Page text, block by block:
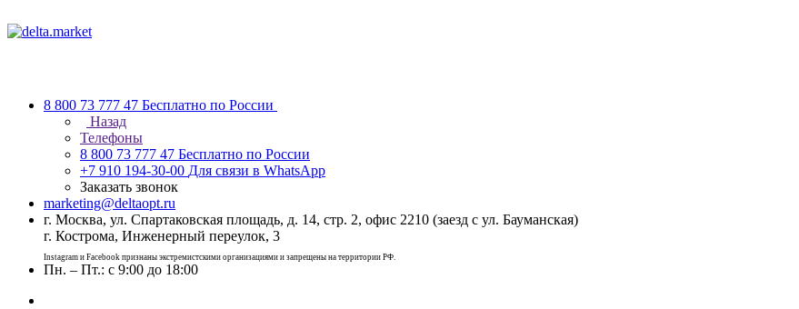
8 800 73 777 47 Бесплатно по России
Назад
Телефоны
8 800 73 777 47 Бесплатно по России
+7 910 194-30-00 Для связи в WhatsApp
Заказать звонок
marketing@deltaopt.ru
г. Москва, ул. Спартаковская площадь, д. 14, стр. 2, офис 2210 (заезд с ул. Бауманская)
г. Кострома, Инженерный переулок, 3
Instagram и Facebook признаны экстремистскими организациями и запрещены на территории РФ.
Пн. – Пт.: с 9:00 до 18:00